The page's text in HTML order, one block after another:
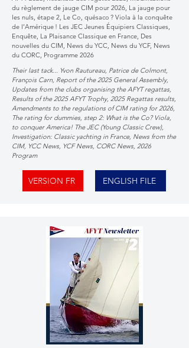
du règlement de jauge CIM pour 2026, La jauge pour
les nuls, étape 2, Le Co, quésaco ? Viola à la conquête
de l’Amérique ! Les JEC Jeunes Équipiers Classiques,
Enquête, La Plaisance Classique en France, Des
nouvelles du CIM, News du YCC, News du YCF, News
du CORC, Programme 2026
Their last tack... Yvon Rautureau, Patrice de Colmont,
François Carn, Report of the 2025 General Assembly,
Updates from the clubs organising the AFYT regattas,
Results of the 2025 AFYT Trophy, 2025 Regattas results,
Amendments to the regulations of CIM rating for 2026,
The rating for dummies, step 2: What is the Co? Viola,
to conquer America! The JEC (Young Classic Crew),
Investigation: Classic yachting in France, News from the
CIM, YCC News, YCF News, CORC News, 2026
Program
VERSION FR ENGLISH FILE